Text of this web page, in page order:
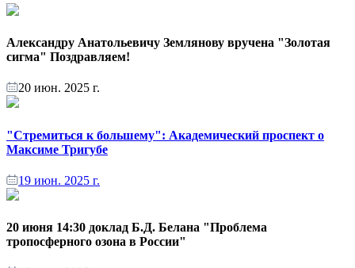
Александру Анатольевичу Землянову вручена "Золотая
сигма" Поздравляем!
20 июн. 2025 г.
"Стремиться к большему": Академический проспект о
Максиме Тригубе
19 июн. 2025 г.
20 июня 14:30 доклад Б.Д. Белана "Проблема
тропосферного озона в России"